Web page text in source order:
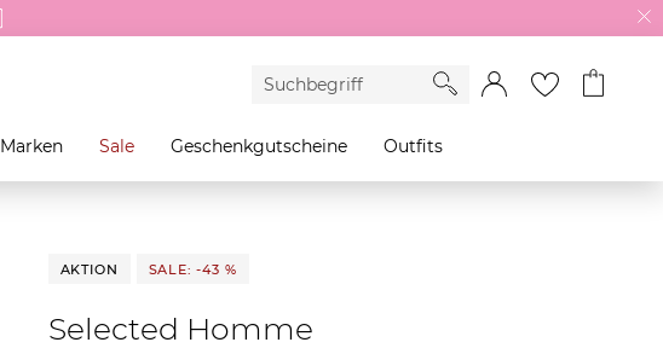
Marken Sale Geschenkgutscheine Outfits
AKTION SALE: -43 %
Selected Homme